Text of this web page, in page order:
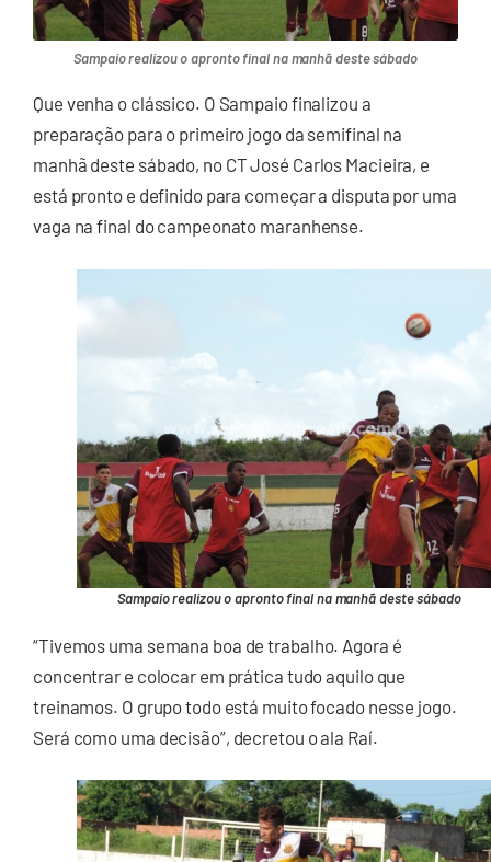
Sampaio realizou o apronto final na manhã deste sábado
Que venha o clássico. O Sampaio finalizou a
preparação para o primeiro jogo da semifinal na
manhã deste sábado, no CT José Carlos Macieira, e
está pronto e definido para começar a disputa por uma
vaga na final do campeonato maranhense.
Sampaio realizou o apronto final na manhã deste sábado
“Tivemos uma semana boa de trabalho. Agora é
concentrar e colocar em prática tudo aquilo que
treinamos. O grupo todo está muito focado nesse jogo.
Será como uma decisão”, decretou o ala Raí.